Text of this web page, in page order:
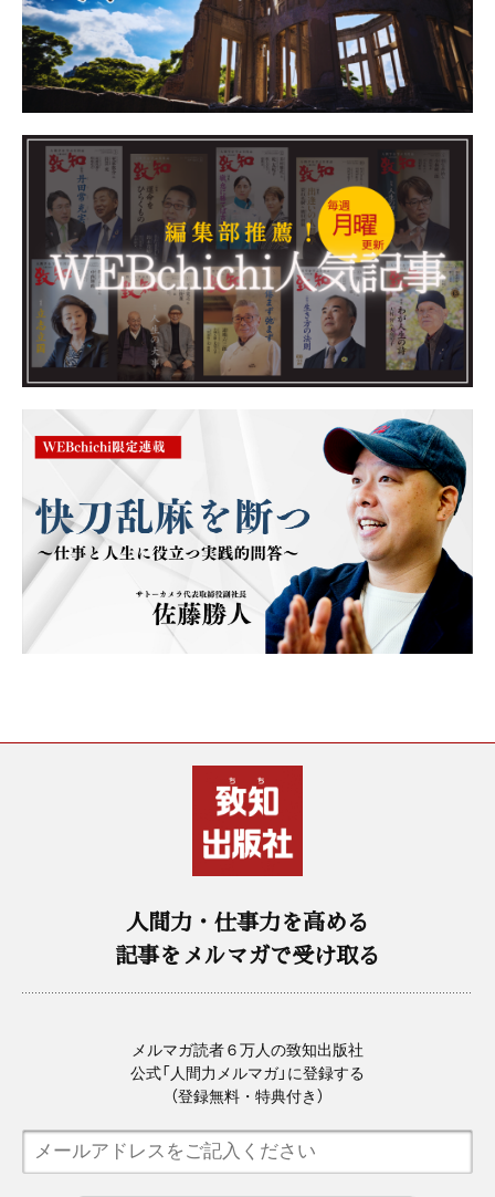
人間力・仕事力を高める
記事をメルマガで受け取る
メルマガ読者６万人の致知出版社
公式「人間力メルマガ」に登録する
（登録無料・特典付き）